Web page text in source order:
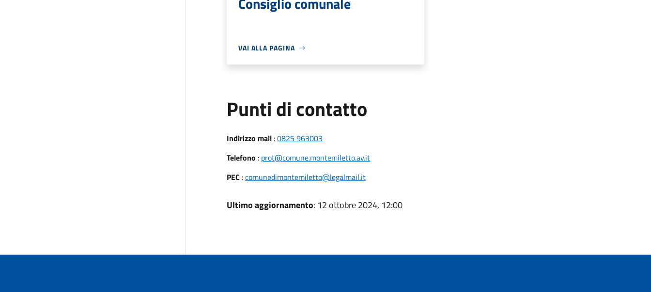
VAI ALLA PAGINA
Punti di contatto
Indirizzo mail:0825 963003
Telefono : prot@comune.montemiletto.av.it
PEC :comunedimontemiletto@legalmail.it
Ultimo aggiornamento: 12 ottobre 2024, 12:00